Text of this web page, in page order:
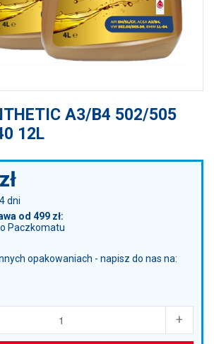
A3/B4 502/505
12L
zł
dni
od 499 zł:
Paczkomatu
opakowaniach - napisz do nas na:
+